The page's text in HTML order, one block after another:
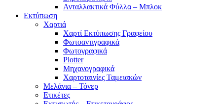
Ανταλλακτικά Φύλλα – Μπλοκ
Εκτύπωση
Χαρτιά
Χαρτί Εκτύπωσης Γραφείου
Φωτοαντιγραφικά
Φωτογραφικά
Plotter
Μηχανογραφικά
Χαρτοταινίες Ταμειακών
Μελάνια – Τόνερ
Ετικέτες